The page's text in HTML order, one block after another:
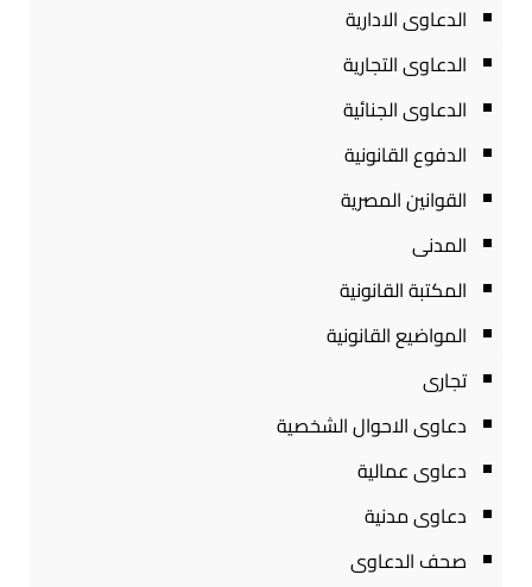
الدعاوى الادارية
الدعاوى التجارية
الدعاوى الجنائية
الدفوع القانونية
القوانين المصرية
المدنى
المكتبة القانونية
المواضيع القانونية
تجارى
دعاوى الاحوال الشخصية
دعاوى عمالية
دعاوى مدنية
صحف الدعاوى